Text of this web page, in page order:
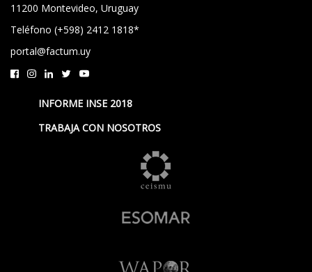
11200 Montevideo, Uruguay
Teléfono (+598) 2412 1818*
portal@factum.uy
INFORME INSE 2018
TRABAJA CON NOSOTROS